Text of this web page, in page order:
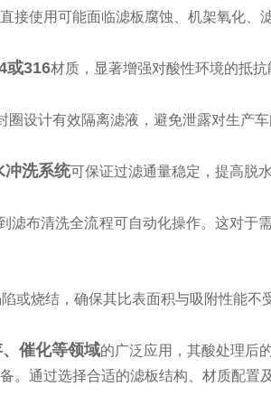
接使用可能面临滤板腐蚀、机架氧化、
或316材质，显著增强对酸性环境的抵抗
圈设计有效隔离滤液，避免泄露对生产车
冲洗系统可保证过滤通量稳定，提高脱
滤布清洗全流程可自动化操作。这对于
烧结，确保其比表面积与吸附性能不
催化等领域的广泛应用，其酸处理后
。通过选择合适的滤板结构、材质配